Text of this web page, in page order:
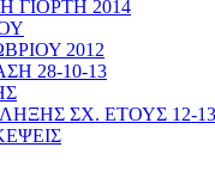
ΓΙΟΡΤΗ 2014
2012
28-10-13
ΣΧ. ΕΤΟΥΣ 12-13